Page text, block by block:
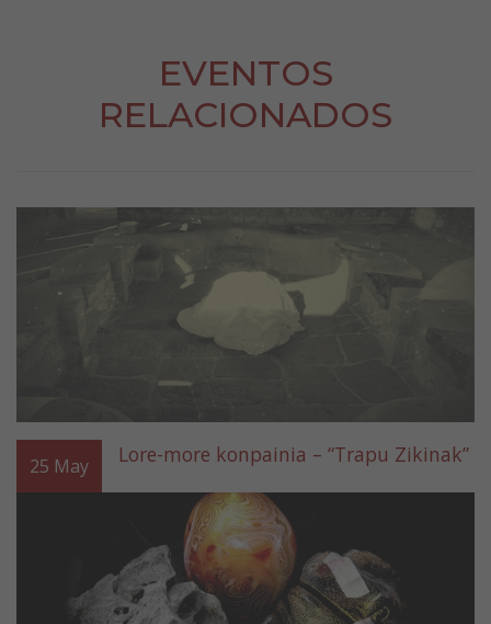
EVENTOS
RELACIONADOS
25 May Lore-more konpainia – “Trapu Zikinak”